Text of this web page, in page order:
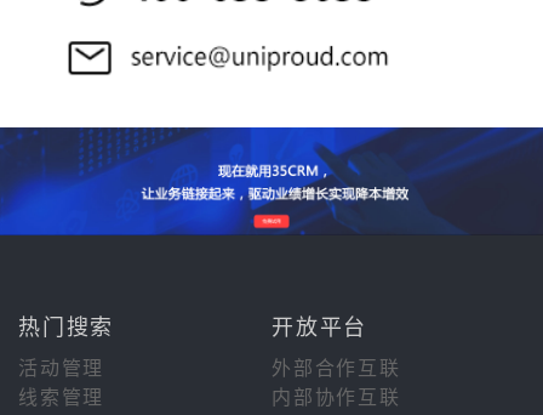
热门搜索 开放平台
活动管理
外部合作互联
线索管理
内部协作互联